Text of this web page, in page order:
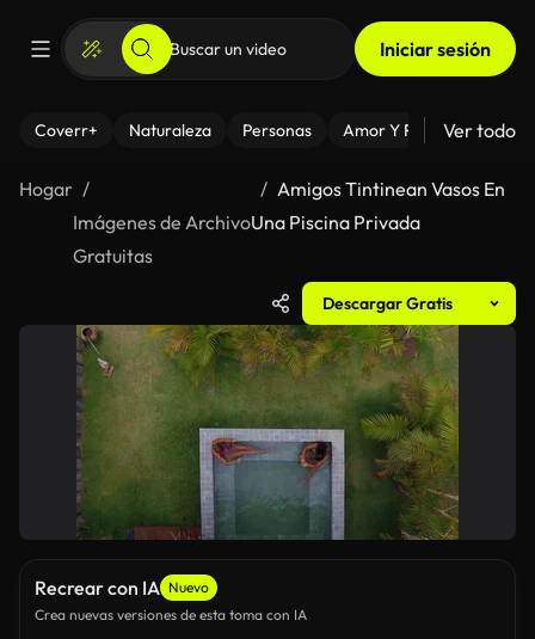
Iniciar sesión
Coverr+ Naturaleza Personas Amor Y Relaciones
Ver todo
Hogar
Imágenes de Archivo
Gratuitas
Amigos Tintinean Vasos En
Una Piscina Privada
Descargar Gratis
Recrear con IA Nuevo
Crea nuevas versiones de esta toma con IA